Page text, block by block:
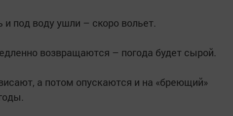
под воду ушли – скоро вольет.
возвращаются – погода будет сырой.
а потом опускаются и на «бреющий»